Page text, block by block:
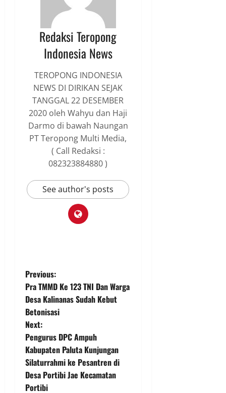
Redaksi Teropong
Indonesia News
TEROPONG INDONESIA
NEWS DI DIRIKAN SEJAK
TANGGAL 22 DESEMBER
2020 oleh Wahyu dan Haji
Darmo di bawah Naungan
PT Teropong Multi Media,
( Call Redaksi :
082323884880 )
See author's posts
P
o
s
t
n
a
Previous:
Pra TMMD Ke 123 TNI Dan Warga
Desa Kalinanas Sudah Kebut
Betonisasi
Next:
Pengurus DPC Ampuh
Kabupaten Paluta Kunjungan
Silaturrahmi ke Pesantren di
Desa Portibi Jae Kecamatan
Portibi